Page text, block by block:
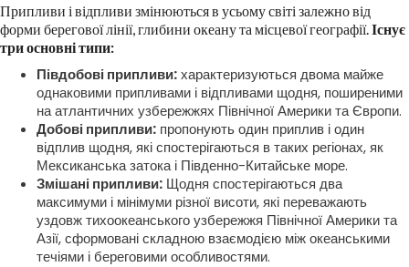
Припливи і відпливи змінюються в усьому світі залежно від
форми берегової лінії, глибини океану та місцевої географії.Існує
три основні типи:
Півдобові припливи:характеризуються двома майже
однаковими припливами і відпливами щодня, поширеними
на атлантичних узбережжях Північної Америки та Європи.
Добові припливи: пропонують один приплив і один
відплив щодня, які спостерігаються в таких регіонах, як
Мексиканська затока і Південно-Китайське море.
Змішані припливи: Щодня спостерігаються два
максимуми і мінімуми різної висоти, які переважають
уздовж тихоокеанського узбережжя Північної Америки та
Азії, сформовані складною взаємодією між океанськими
течіями і береговими особливостями.